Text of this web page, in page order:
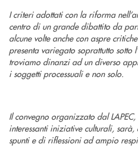
I criteri adottati con la riforma
centro di un grande dibattito da
alcune volte anche con aspre
presenta variegato soprattutto sotto
troviamo dinanzi ad un diverso
i soggetti processuali e non solo.
Il convegno organizzato dal
interessanti iniziative culturali,
spunti e di riflessioni ad ampio